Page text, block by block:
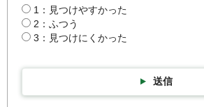
1：見つけやすかった
2：ふつう
3：見つけにくかった
送信